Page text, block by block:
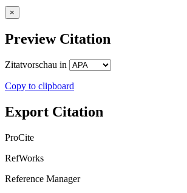
×
Preview Citation
Zitatvorschau in
Copy to clipboard
Export Citation
ProCite
RefWorks
Reference Manager